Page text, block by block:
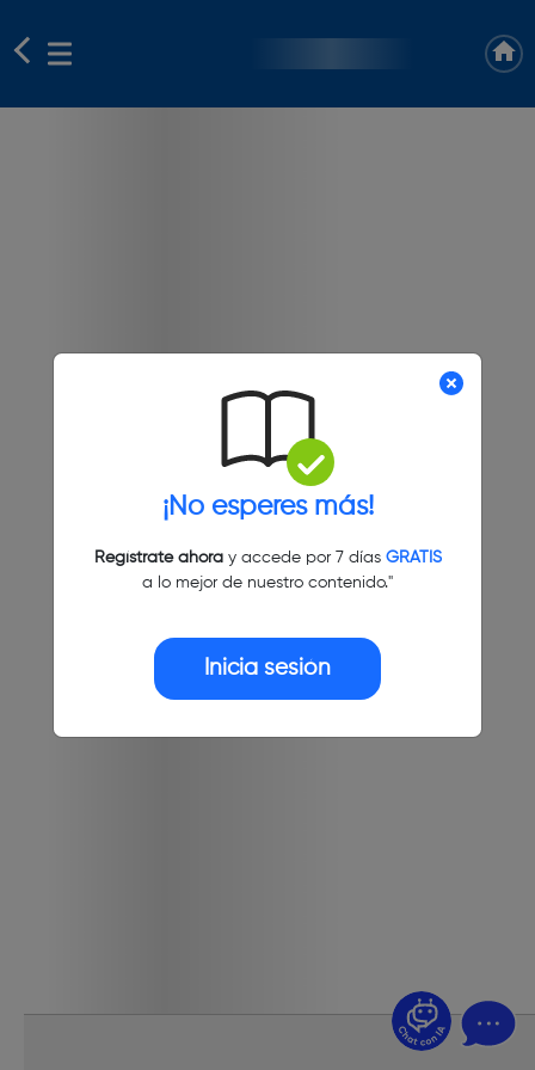
¡No esperes más!
Regístrate ahoray accede por 7 días GRATIS
a lo mejor de nuestro contenido."
Inicia sesión